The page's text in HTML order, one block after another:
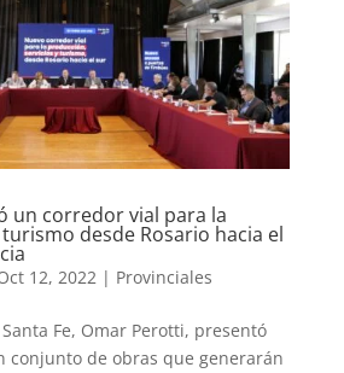
un corredor vial para la
desde Rosario hacia el
12, 2022| Provinciales
Fe, Omar Perotti, presentó
conjunto de obras que generarán